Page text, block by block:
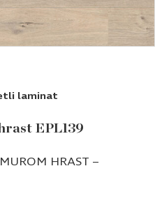
laminat
EPL139
HRAST –